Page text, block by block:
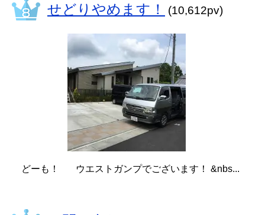
せどりやめます！ (10,612pv)
どーも！ ウエストガンプでございます！ &nbs...